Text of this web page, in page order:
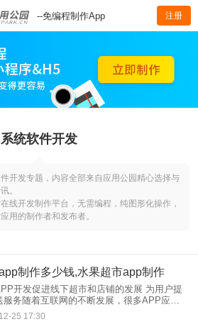
--免编程制作App 注册
系统软件开发
开发专题，内容全部来自应用公园精心选择与
。
线开发制作平台，无需编程，纯图形化操作，
用的制作者和发布者。
制作多少钱,水果超市app制作
开发促进线下超市和店铺的发展 为用户提
服务随着互联网的不断发展，很多APP应用
人们的生活中，给人们的生活带来了一定的
其中之一就是线上超市App开发，用户可以在
25 17:30